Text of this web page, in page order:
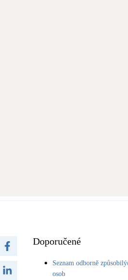
Doporučené
Seznam odborně
osob